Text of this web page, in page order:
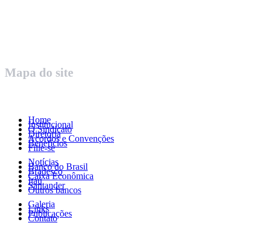
Mapa do site
Home
Institucional
O Sindicato
Diretoria
Acordos e Convenções
Benefícios
Filie-se
Notícias
Banco do Brasil
Bradesco
Caixa Econômica
Itaú
Santander
Outros bancos
Galeria
Links
Publicações
Contato